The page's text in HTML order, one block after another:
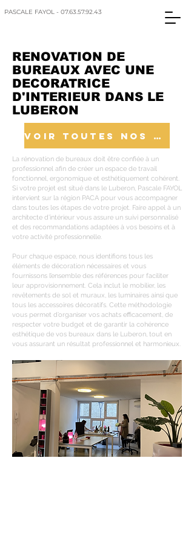
PASCALE FAYOL - 07.63.57.92.43
RENOVATION DE
BUREAUX AVEC UNE
DECORATRICE
D'INTERIEUR DANS LE
LUBERON
VOIR TOUTES NOS REALISATIONS
La rénovation de bureaux doit être confiée à un
professionnel afin de créer un espace de travail
fonctionnel, ergonomique et esthétiquement cohérent.
Si votre projet est situé dans le Luberon, Pascale FAYOL
intervient sur la région PACA pour vous accompagner
dans toutes les étapes de votre projet. Faire appel à un
architecte d’intérieur vous assure un suivi personnalisé
et des recommandations adaptées à vos besoins et à
votre activité professionnelle.
Pour chaque espace, nous identifions tous les
éléments de décoration nécessaires et vous
fournissons l’ensemble des références pour faciliter
leur approvisionnement. Cela inclut le mobilier, les
revêtements de sol et muraux, les luminaires ainsi que
tous les accessoires décoratifs. Cette méthodologie
vous permet d’organiser vos achats efficacement, de
respecter votre budget et de garantir la cohérence
esthétique de vos bureaux dans le Luberon, tout en
vous assurant un résultat professionnel et harmonieux.